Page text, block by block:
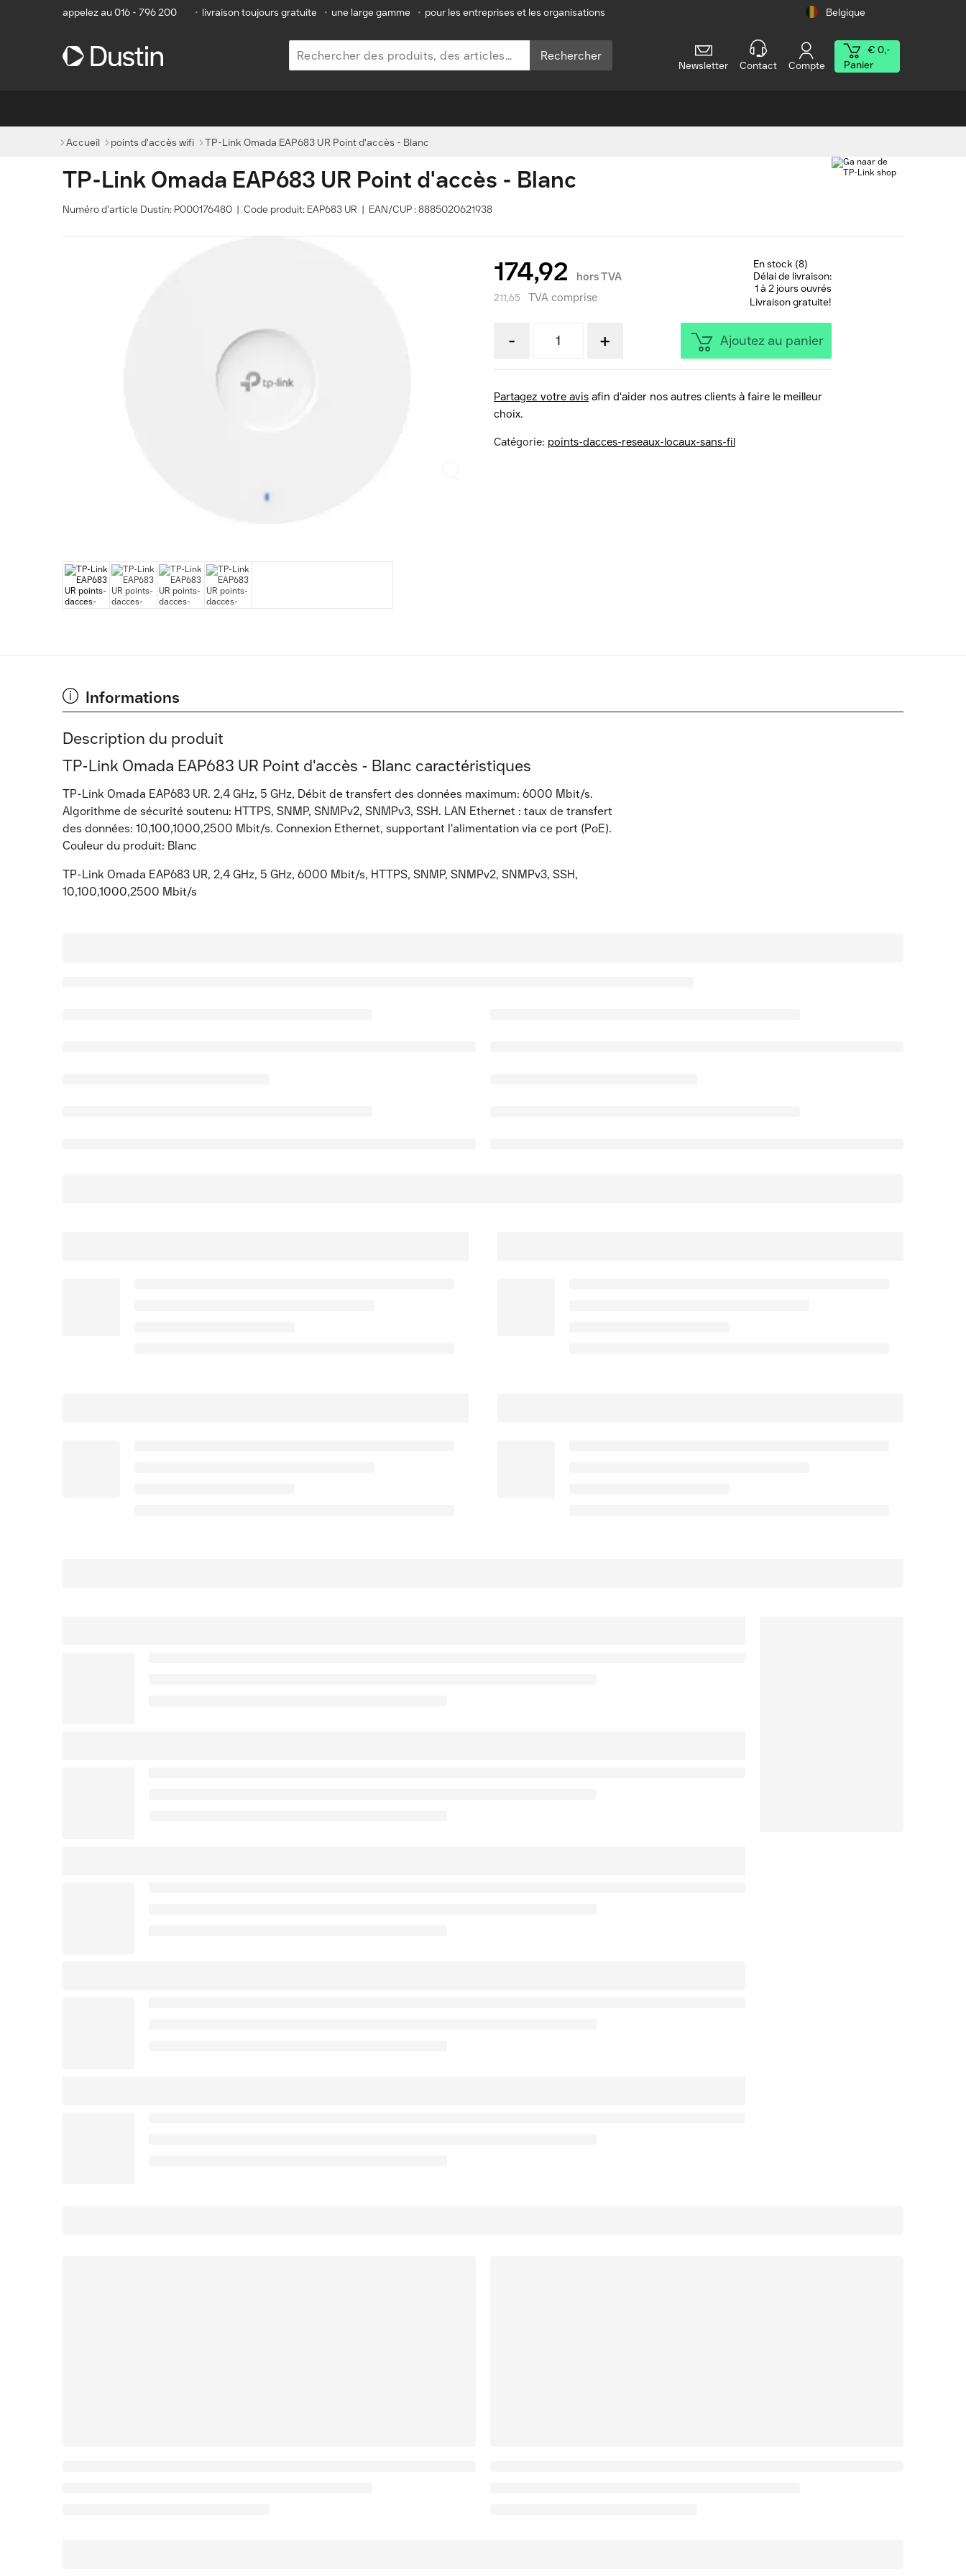
appelez au 016 - 796 200 • livraison toujours gratuite • une large gamme • pour les entreprises et les organisations Belgique
Rechercher
Newsletter Contact Compte
€ 0,-
Panier
Accueil points d'accès wifi TP-Link Omada EAP683 UR Point d'accès - Blanc
TP-Link Omada EAP683 UR Point d'accès - Blanc
Numéro d'article Dustin: P000176480 | Code produit: EAP683 UR | EAN/CUP : 8885020621938
174,92 hors TVA
211,65 TVA comprise
En stock (8)
Délai de livraison:
1 à 2 jours ouvrés
Livraison gratuite!
- + Ajoutez au panier
Partagez votre avis afin d'aider nos autres clients à faire le meilleur
choix.
Catégorie: points-dacces-reseaux-locaux-sans-fil
Informations
Description du produit
TP-Link Omada EAP683 UR Point d'accès - Blanc caractéristiques
TP-Link Omada EAP683 UR. 2,4 GHz, 5 GHz, Débit de transfert des données maximum: 6000 Mbit/s.
Algorithme de sécurité soutenu: HTTPS, SNMP, SNMPv2, SNMPv3, SSH. LAN Ethernet : taux de transfert
des données: 10,100,1000,2500 Mbit/s. Connexion Ethernet, supportant l'alimentation via ce port (PoE).
Couleur du produit: Blanc
TP-Link Omada EAP683 UR, 2,4 GHz, 5 GHz, 6000 Mbit/s, HTTPS, SNMP, SNMPv2, SNMPv3, SSH,
10,100,1000,2500 Mbit/s